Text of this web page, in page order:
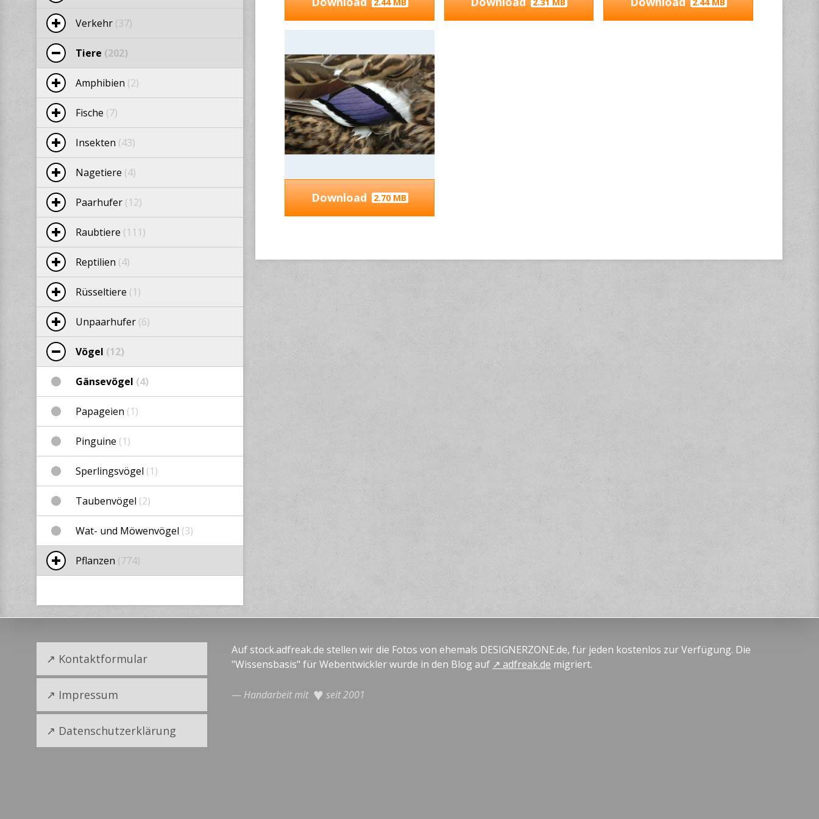
Download 2.70 MB
Verkehr (37)
Tiere (202)
Amphibien (2)
Fische (7)
Insekten (43)
Nagetiere (4)
Paarhufer (12)
Raubtiere (111)
Reptilien (4)
Rüsseltiere (1)
Unpaarhufer (6)
Vögel (12)
Gänsevögel (4)
Papageien (1)
Pinguine (1)
Sperlingsvögel (1)
Taubenvögel (2)
Wat- und Möwenvögel (3)
Pflanzen (774)
Kontaktformular
Impressum
Datenschutzerklärung
Auf stock.adfreak.de stellen wir die Fotos von ehemals DESIGNERZONE.de, für jeden kostenlos zur Verfügung. Die
"Wissensbasis" für Webentwickler wurde in den Blog auf
adfreak.de migriert.
— Handarbeit mit ♥ seit 2001